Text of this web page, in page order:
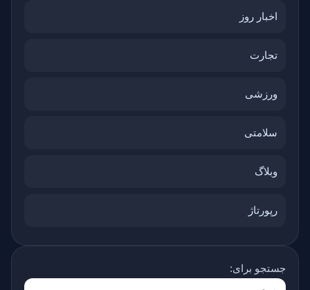
اخبار روز
تجارت
ورزشی
سلامتی
وبلاگ
رپورتاژ
جستجو برای: